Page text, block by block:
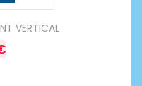
VERTICAL